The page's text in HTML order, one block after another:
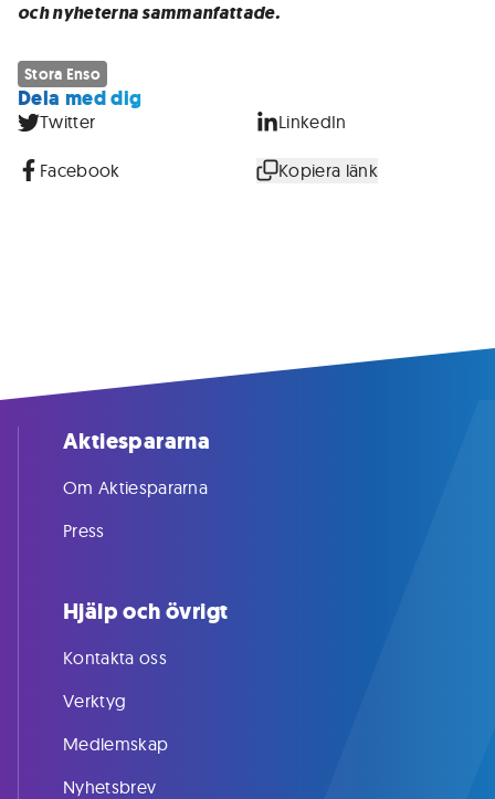
och nyheterna sammanfattade.
Stora Enso
Dela med dig
Twitter LinkedIn
Facebook Kopiera länk
Aktiespararna
Om Aktiespararna
Press
Hjälp och övrigt
Kontakta oss
Verktyg
Medlemskap
Nyhetsbrev